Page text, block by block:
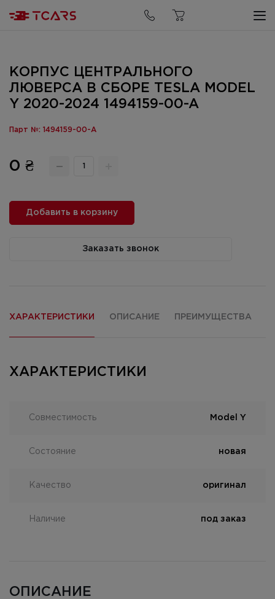
КОРПУС ЦЕНТРАЛЬНОГО
ЛЮВЕРСА В СБОРЕ TESLA MODEL
Y 2020-2024 1494159-00-A
Парт №: 1494159-00-A
0 ₴
Добавить в корзину
Заказать звонок
ХАРАКТЕРИСТИКИ ОПИСАНИЕ ПРЕИМУЩЕСТВА
ХАРАКТЕРИСТИКИ
Совместимость Model Y
Состояние новая
Качество оригинал
Наличие под заказ
ОПИСАНИЕ